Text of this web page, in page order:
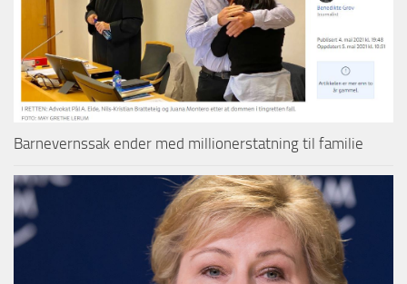
Barnevernssak ender med millionerstatning til familie